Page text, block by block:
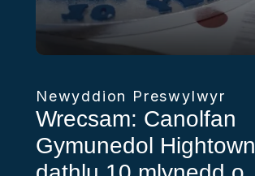
Newyddion Preswylwyr
Wrecsam: Canolfan
Gymunedol